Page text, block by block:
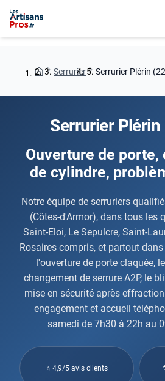
Serrurier Serrurier Plérin
Serrurier
Ouverture de porte,
de cylindre,
Notre équipe de serruriers
(Côtes-d'Armor), dans tous les
Saint-Eloi, Le Sepulcre, Saint-
Rosaires compris, et partout
l'ouverture de porte claquée,
changement de serrure A2P, le
mise en sécurité après
engagement et accueil
samedi de 7h30 à 22h au
⭐ 4,9/5 avis clients